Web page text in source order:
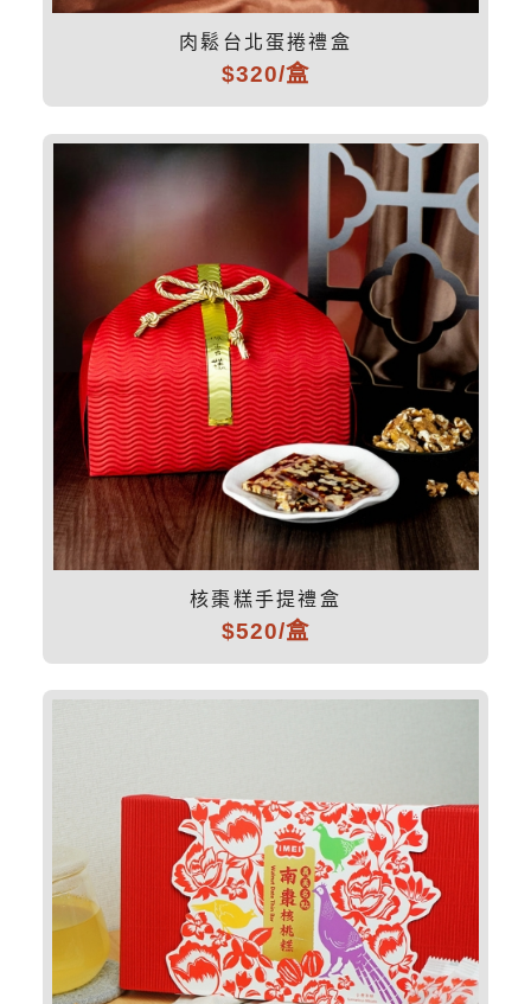
肉鬆台北蛋捲禮盒
$320/盒
核棗糕手提禮盒
$520/盒